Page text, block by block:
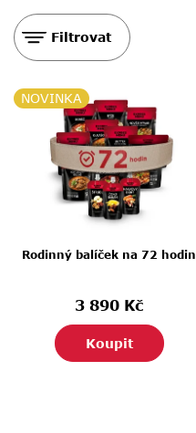
Filtrovat
V
ý
o
NOVINKA
Rodinný balíček na 72 hodin
3 890 Kč
Koupit